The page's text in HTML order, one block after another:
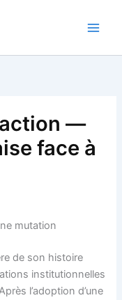
—
face à
mutation
de son histoire
institutionnelles
l’adoption d’une